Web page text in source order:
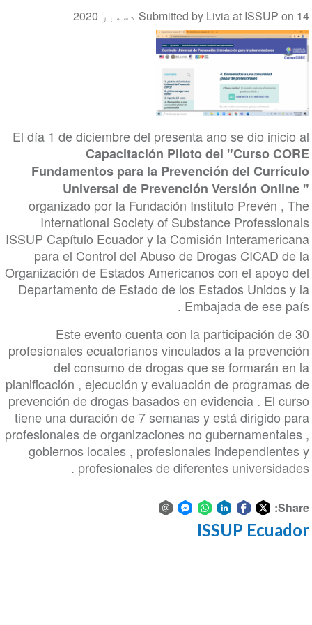
Submitted by Livia at ISSUP on 14 دسمبر 2020
El día 1 de diciembre del presenta ano se dio inicio al
Capacitación Piloto del "Curso CORE
Fundamentos para la Prevención del Currículo
Universal de Prevención Versión Online "
organizado por la Fundación Instituto Prevén , The
International Society of Substance Professionals
ISSUP Capítulo Ecuador y la Comisión Interamericana
para el Control del Abuso de Drogas CICAD de la
Organización de Estados Americanos con el apoyo del
Departamento de Estado de los Estados Unidos y la
Embajada de ese país .
Este evento cuenta con la participación de 30
profesionales ecuatorianos vinculados a la prevención
del consumo de drogas que se formarán en la
planificación , ejecución y evaluación de programas de
prevención de drogas basados en evidencia . El curso
tiene una duración de 7 semanas y está dirigido para
profesionales de organizaciones no gubernamentales ,
gobiernos locales , profesionales independientes y
profesionales de diferentes universidades .
Share:
Share
Share
Share
Share
ISSUP Ecuador